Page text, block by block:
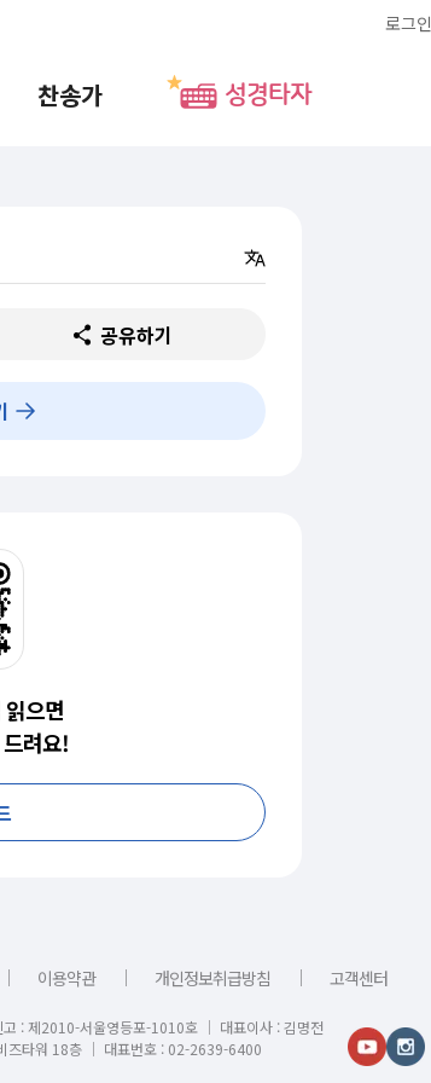
로그인
찬송가 성경타자
공유하기
으면
려요!
｜ 이용약관 ｜ 개인정보취급방침 ｜ 고객센터
: 제2010-서울영등포-1010호 │ 대표이사 : 김명전
즈타워 18층 │ 대표번호 : 02-2639-6400